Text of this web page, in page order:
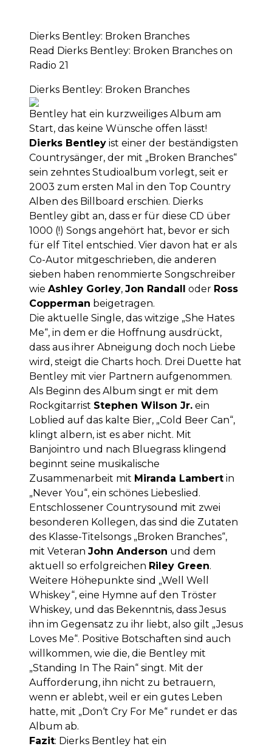
Dierks Bentley: Broken Branches
Read Dierks Bentley: Broken Branches on
Radio 21
Dierks Bentley: Broken Branches
Bentley hat ein kurzweiliges Album am
Start, das keine Wünsche offen lässt!
Dierks Bentley ist einer der beständigsten
Countrysänger, der mit „Broken Branches“
sein zehntes Studioalbum vorlegt, seit er
2003 zum ersten Mal in den Top Country
Alben des Billboard erschien. Dierks
Bentley gibt an, dass er für diese CD über
1000 (!) Songs angehört hat, bevor er sich
für elf Titel entschied. Vier davon hat er als
Co-Autor mitgeschrieben, die anderen
sieben haben renommierte Songschreiber
wie Ashley Gorley, Jon Randall oder Ross
Copperman beigetragen.
Die aktuelle Single, das witzige „She Hates
Me“, in dem er die Hoffnung ausdrückt,
dass aus ihrer Abneigung doch noch Liebe
wird, steigt die Charts hoch. Drei Duette hat
Bentley mit vier Partnern aufgenommen.
Als Beginn des Album singt er mit dem
Rockgitarrist Stephen Wilson Jr. ein
Loblied auf das kalte Bier, „Cold Beer Can“,
klingt albern, ist es aber nicht. Mit
Banjointro und nach Bluegrass klingend
beginnt seine musikalische
Zusammenarbeit mit Miranda Lambert in
„Never You“, ein schönes Liebeslied.
Entschlossener Countrysound mit zwei
besonderen Kollegen, das sind die Zutaten
des Klasse-Titelsongs „Broken Branches“,
mit Veteran John Anderson und dem
aktuell so erfolgreichen Riley Green.
Weitere Höhepunkte sind „Well Well
Whiskey“, eine Hymne auf den Tröster
Whiskey, und das Bekenntnis, dass Jesus
ihn im Gegensatz zu ihr liebt, also gilt „Jesus
Loves Me“. Positive Botschaften sind auch
willkommen, wie die, die Bentley mit
„Standing In The Rain“ singt. Mit der
Aufforderung, ihn nicht zu betrauern,
wenn er ablebt, weil er ein gutes Leben
hatte, mit „Don‘t Cry For Me“ rundet er das
Album ab.
Fazit: Dierks Bentley hat ein